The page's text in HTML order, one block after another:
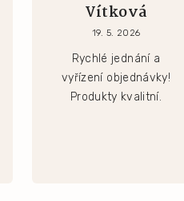
Vítková
19. 5. 2026
Rychlé jednání a
vyřízení objednávky!
Produkty kvalitní.